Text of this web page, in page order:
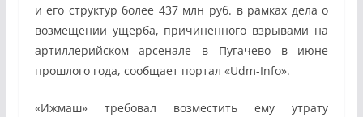
и его структур более 437 млн руб. в рамках дела о
возмещении ущерба, причиненного взрывами на
артиллерийском арсенале в Пугачево в июне
прошлого года, сообщает портал «Udm-Info».
«Ижмаш» требовал возместить ему утрату